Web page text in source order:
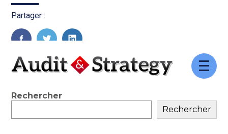
Aller
Partager :
Blog
sidebar
Rechercher
Rechercher